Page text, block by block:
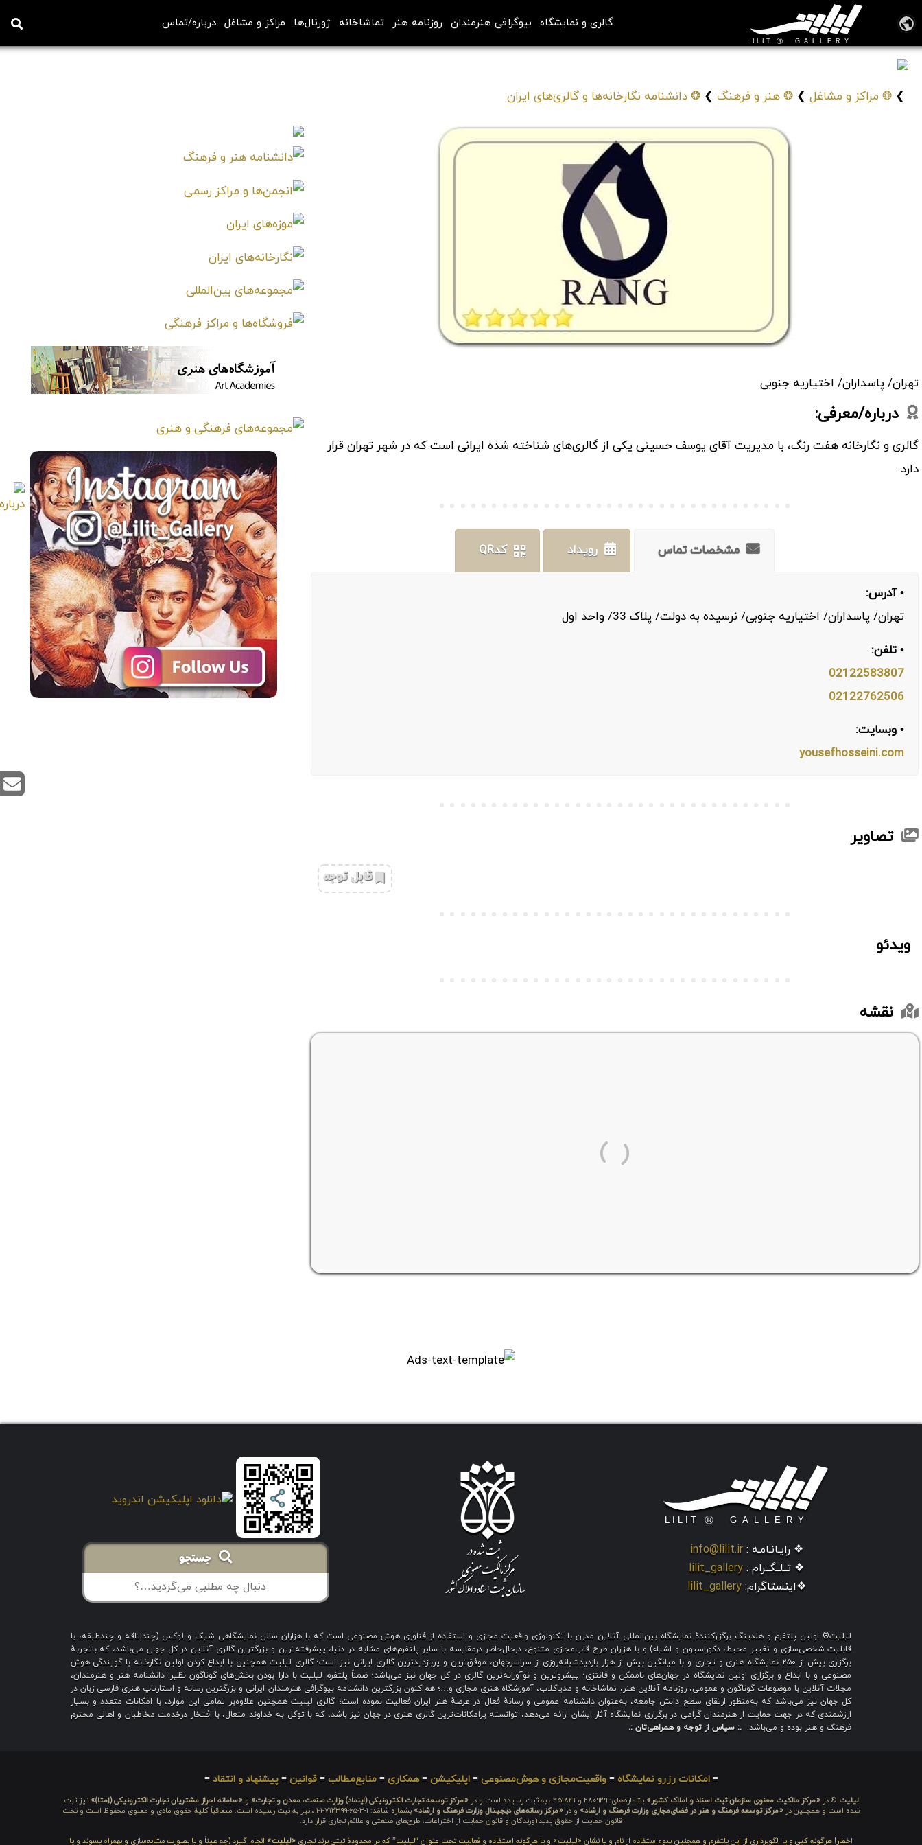
گالری و نمایشگاه بیوگرافی هنرمندان روزنامه هنر تماشاخانه ژورنال‌ها مراکز و مشاغل درباره/تماس
❯ ❂ مراکز و مشاغل ❯ ❂ هنر و فرهنگ ❯ ❂ دانشنامه نگارخانه‌ها و گالری‌های ایران
تهران/ پاسداران/ اختیاریه جنوبی
درباره/معرفی:
گالری و نگارخانه هفت رنگ، با مدیریت آقای یوسف حسینی یکی از گالری‌های شناخته شده ایرانی است که در شهر تهران قرار
دارد.
مشخصات تماس رویداد کدQR
• آدرس:
تهران/ پاسداران/ اختیاریه جنوبی/ نرسیده به دولت/ پلاک 33/ واحد اول
• تلفن:
02122583807
02122762506
• وبسایت:
yousefhosseini.com
تصاویر
‌قابل توجه
ویدئو
نقشه
❖ رایـانـامـه : info@lilit.ir
❖ تــلــگــرام : lilit_gallery
❖اینستاگرام: lilit_gallery
جستجو
لیلیت® اولین پلتفرم و هلدینگ برگزارکنندهٔ نمایشگاه بین‌المللی آنلاین مدرن با تکنولوژی واقعیت مجازی و استفاده از فناوری هوش مصنوعی است که با هزاران سالن نمایشگاهی شیک و لوکس (چنداتاقه و چندطبقه، با
قابلیت شخصی‌سازی و تغییر محیط، دکوراسیون و اشیاء) و با هزاران طرح قاب‌مجازی متنوع، درحال‌حاضر درمقایسه با سایر پلتفرم‌های مشابه در دنیا، پیشرفته‌ترین و بزرگترین گالری آنلاین در کل جهان می‌باشد، که باتجربهٔ
برگزاری بیش از ۲۵۰ نمایشگاه هنری و تجاری و با میانگین بیش از هزار بازدیدشبانه‌روزی از سراسرجهان، موفق‌ترین و پربازدیدترین گالری ایرانی نیز است؛ گالری لیلیت همچنین با ابداع کردن اولین نگارخانه با گویندگی هوش
مصنوعی و با ابداع و برگزاری اولین نمایشگاه در جهان‌های ناممکن و فانتزی؛ پیشروترین و نوآورانه‌ترین گالری در کل جهان نیز می‌باشد؛ ضمناً پلتفرم لیلیت با دارا بودن بخش‌های گوناگون نظیر: دانشنامه هنر و هنرمندان،
مجلات آنلاین با موضوعات گوناگون و عمومی، روزنامه آنلاین هنر، تماشاخانه و مدیاکلاب، آموزشگاه هنری مجازی و…؛ هم‌اکنون بزرگترین دانشنامه بیوگرافی هنرمندان ایرانی و بزرگترین رسانه و استارتاپ هنری فارسی زبان در
کل جهان نیز می‌باشد که به‌منظور ارتقای سطح دانش جامعه، به‌عنوان دانشنامه عمومی و رسانهٔ فعال در عرصهٔ هنر ایران فعالیت نموده است؛ گالری لیلیت همچنین علاوه‌بر تمامی این موارد، با امکانات متعدد و بسیار
ارزشمندی که در جهت حمایت از هنرمندان گرامی در برگزاری نمایشگاه آثار ایشان ارائه می‌دهد، توانسته پرامکانات‌ترین گالری هنری در جهان نیز باشد، که با توکل به خداوند متعال، با افتخار درخدمت مخاطبان و اهالی محترم
فرهنگ و هنر بوده و می‌باشد. .: سپاس از توجه و همراهی‌تان :.
≡امکانات رزرو نمایشگاه ≡واقعیت‌مجازی و هوش‌مصنوعی ≡اپلیکیشن ≡همکاری ≡منابع‌مطالب ≡قوانین ≡پیشنهاد و انتقاد ≡
لیلیت ® در «مرکز مالکیت معنوی سازمان ثبت اسناد و املاک کشور» بشماره‌های: ۲۸۰۹۲۹ و ۴۵۱۸۴۱ ، به ثبت رسیده است و در «مرکز توسعه تجارت الکترونیکی (اینماد) وزارت صنعت، معدن و تجارت» و «سامانه احراز مشتریان تجارت الکترونیکی (اِمتا)» نیز ثبت
شده است و همچنین در«مرکز توسعه فرهنگ و هنر در فضای‌مجازی وزارت فرهنگ و ارشاد» و در«مرکز رسانه‌های دیجیتال وزارت فرهنگ و ارشاد»
بشماره شامَد: ۱-۳-۶۵-۷۱۲۳۹۹-۱-۱ ، نیز به ثبت رسیده است؛ متعاقباً کلیهٔ حقوق مادی و معنوی محفوظ است و تحت
قانون حمایت از حقوق پدیدآورندگان و قانون حمایت از اختراعات، طرح‌های صنعتی و علائم تجاری قرار دارد.
اخطار! هرگونه کپی و یا الگوبرداری از این پلتفرم و همچنین سوءاستفاده از نام و یا نشان «لیلیت» و یا هرگونه استفاده و فعالیت تحت عنوان “لیلیت” که در محدودهٔ ثبتی برند تجاری «لیلیت» انجام گیرد (چه عیناً و یا بصورت مشابه‌سازی و بهمراه پسوند و یا